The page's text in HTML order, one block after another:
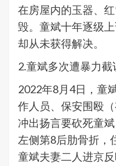
在房屋内的玉器、
毁。童斌十年逐级
却从未获得解决。
2.童斌多次遭暴力
2022年8月4日，童
作人员、保安围殴
冲出扬言要砍死童
左侧第8后肋骨折，
童斌夫妻二人进京